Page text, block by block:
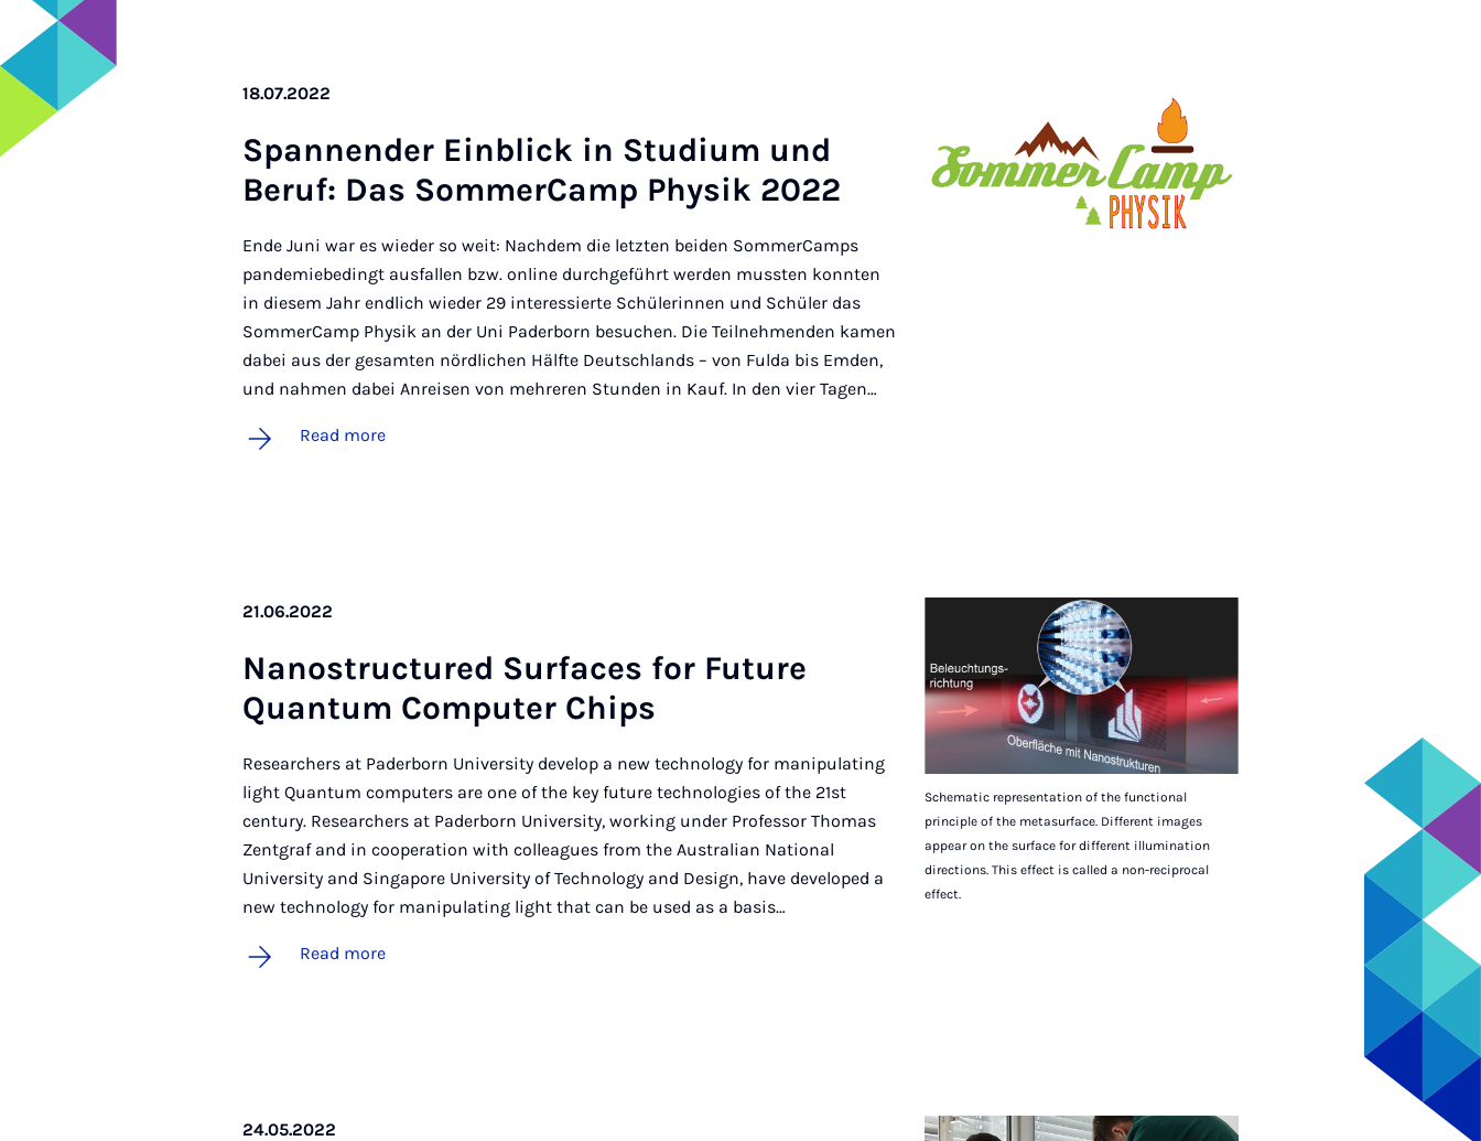
18.07.2022
Spannender Ein­blick in Stu­di­um und
Beruf: Das Som­mer­Camp Physik 2022
Ende Juni war es wieder so weit: Nachdem die letzten beiden SommerCamps
pandemiebedingt ausfallen bzw. online durchgeführt werden mussten konnten
in diesem Jahr endlich wieder 29 interessierte Schülerinnen und Schüler das
SommerCamp Physik an der Uni Paderborn besuchen. Die Teilnehmenden kamen
dabei aus der gesamten nördlichen Hälfte Deutschlands – von Fulda bis Emden,
und nahmen dabei Anreisen von mehreren Stunden in Kauf. In den vier Tagen…
Read more
Schematic representation of the functional
principle of the metasurface. Different images
appear on the surface for different illumination
directions. This effect is called a non-reciprocal
effect.
21.06.2022
Nano­struc­tured Sur­faces for Fu­ture
Quantum Com­puter Chips
Researchers at Paderborn University develop a new technology for manipulating
light Quantum computers are one of the key future technologies of the 21st
century. Researchers at Paderborn University, working under Professor Thomas
Zentgraf and in cooperation with colleagues from the Australian National
University and Singapore University of Technology and Design, have developed a
new technology for manipulating light that can be used as a basis…
Read more
24.05.2022